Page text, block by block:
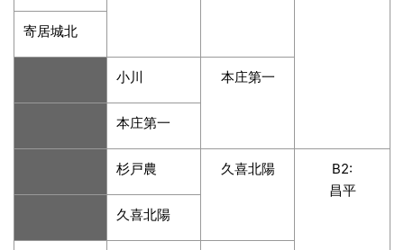
寄居城北
小川 本庄第一
本庄第一
杉戸農 久喜北陽
B2:
昌平
久喜北陽